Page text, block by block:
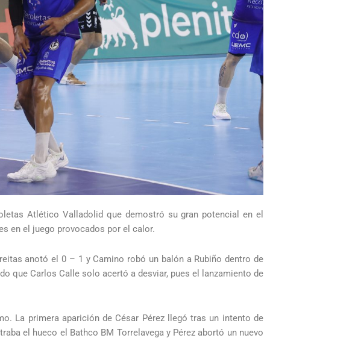
Atlético Valladolid que demostró su gran potencial en el
en el juego provocados por el calor.
anotó el 0 – 1 y Camino robó un balón a Rubiño dentro de
que Carlos Calle solo acertó a desviar, pues el lanzamiento de
La primera aparición de César Pérez llegó tras un intento de
el hueco el Bathco BM Torrelavega y Pérez abortó un nuevo